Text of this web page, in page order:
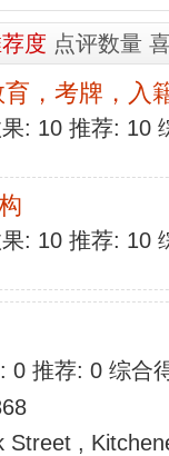
度 点评数量
，考牌，入
: 10 推荐: 10
: 10 推荐: 10
0 推荐: 0 综合
Street ,